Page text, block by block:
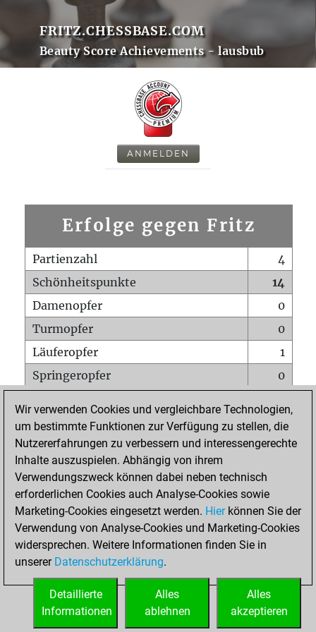
FRITZ.CHESSBASE.COM
Beauty Score Achievements - lausbub
ANMELDEN
Erfolge gegen Fritz
Partienzahl
4
Schönheitspunkte
14
Damenopfer
0
Turmopfer
0
Läuferopfer
1
Springeropfer
0
Matt auf vollem Brett
0
Bauer setzt Matt
0
Erstickte Matts
Unterverwandlungen
Türme auf der siebten
0
STARTSEITE
Wir verwenden Cookies und vergleichbare Technologien,
um bestimmte Funktionen zur Verfügung zu stellen, die
Nutzererfahrungen zu verbessern und interessengerechte
Inhalte auszuspielen. Abhängig von ihrem
Verwendungszweck können dabei neben technisch
erforderlichen Cookies auch Analyse-Cookies sowie
Marketing-Cookies eingesetzt werden. Hierkönnen Sie der
Verwendung von Analyse-Cookies und Marketing-Cookies
widersprechen. Weitere Informationen finden Sie in
unserer Datenschutzerklärung.
Alles
akzeptieren
Alles
ablehnen
Detaillierte
Informationen